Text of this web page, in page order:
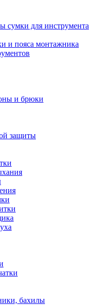
сумки для инструмента
и пояса монтажника
и брюки
защиты
бахилы